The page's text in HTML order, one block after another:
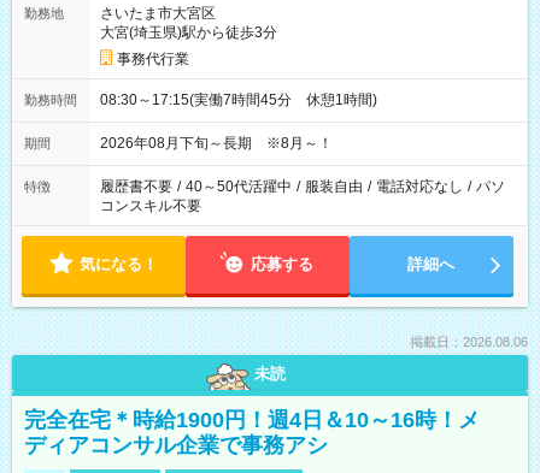
勤務地
さいたま市大宮区
大宮(埼玉県)駅から徒歩3分
事務代行業
勤務時間 08:30～17:15(実働7時間45分 休憩1時間)
期間 2026年08月下旬～長期 ※8月～！
特徴 履歴書不要 / 40～50代活躍中 / 服装自由 / 電話対応なし / パソ
コンスキル不要
気になる！ 応募する 詳細へ
掲載日：2026.08.06
未読
完全在宅＊時給1900円！週4日＆10～16時！メ
ディアコンサル企業で事務アシ